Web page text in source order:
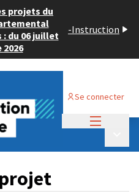
projets du
: du 06 juillet
2026
-Instruction
Se connecter